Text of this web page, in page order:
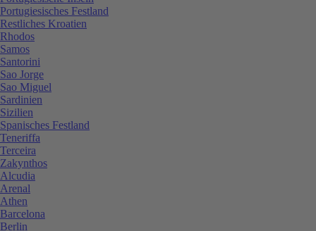
Portugiesisches Festland
Restliches Kroatien
Rhodos
Samos
Santorini
Sao Jorge
Sao Miguel
Sardinien
Sizilien
Spanisches Festland
Teneriffa
Terceira
Zakynthos
Alcudia
Arenal
Athen
Barcelona
Berlin